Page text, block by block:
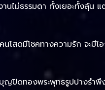
ไม่ธรรมดา ทั้งเยอะทั้งลุ้น แ
โสดมีโชคทางความรัก จะมีโ
ปิดทองพระพุทธรูปปางรำพึ